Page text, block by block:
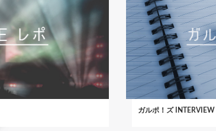
ガルポ！ズ INTERVIEW